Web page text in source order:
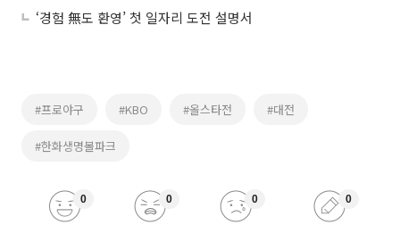
‘경험 無도 환영’ 첫 일자리 도전 설명서
#프로야구 #KBO #올스타전 #대전
#한화생명볼파크
0 0 0 0